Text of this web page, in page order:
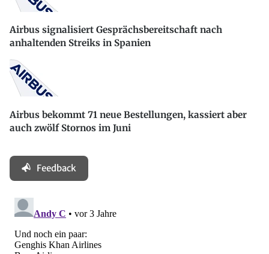
Airbus signalisiert Gesprächsbereitschaft nach
anhaltenden Streiks in Spanien
Airbus bekommt 71 neue Bestellungen, kassiert aber
auch zwölf Stornos im Juni
Feedback